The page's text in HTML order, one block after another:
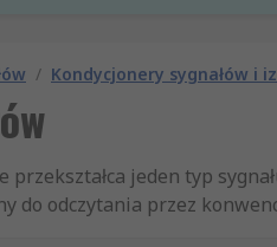
/ Kondycjonery sygnałów i
przekształca jeden typ
do odczytania przez